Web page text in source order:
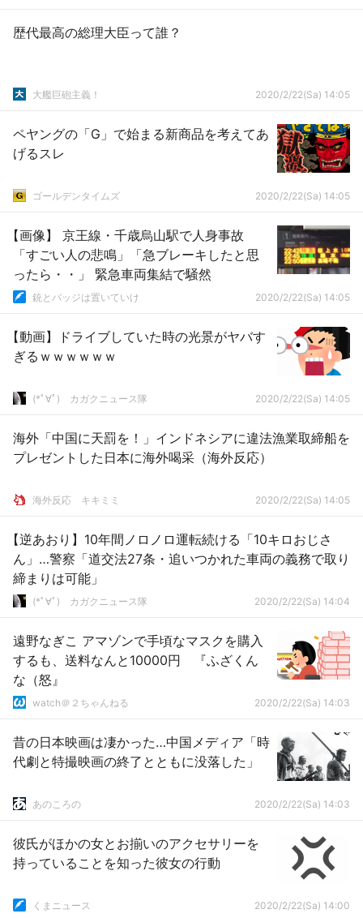
歴代最高の総理大臣って誰？
大艦巨砲主義！ 2020/2/22(Sa) 14:05
ペヤングの「G」で始まる新商品を考えてあ
げるスレ
ゴールデンタイムズ 2020/2/22(Sa) 14:05
【画像】 京王線・千歳烏山駅で人身事故
「すごい人の悲鳴」「急ブレーキしたと思
ったら・・」 緊急車両集結で騒然
銃とバッジは置いていけ 2020/2/22(Sa) 14:05
【動画】ドライブしていた時の光景がヤバす
ぎるｗｗｗｗｗｗ
(*ﾟ∀ﾟ)ゞカガクニュース隊 2020/2/22(Sa) 14:05
海外「中国に天罰を！」インドネシアに違法漁業取締船を
プレゼントした日本に海外喝采（海外反応）
­海外反応 キキミミ 2020/2/22(Sa) 14:05
【逆あおり】10年間ノロノロ運転続ける「10キロおじさ
ん」…警察「道交法27条・追いつかれた車両の義務で取り
締まりは可能」
(*ﾟ∀ﾟ)ゞカガクニュース隊 2020/2/22(Sa) 14:04
遠野なぎこ アマゾンで手頃なマスクを購入
するも、送料なんと10000円 『ふざくん
な（怒』
watch＠２ちゃんねる 2020/2/22(Sa) 14:03
昔の日本映画は凄かった…中国メディア「時
代劇と特撮映画の終了とともに没落した」
あのころの 2020/2/22(Sa) 14:03
彼氏がほかの女とお揃いのアクセサリーを
持っていることを知った彼女の行動
くまニュース 2020/2/22(Sa) 14:00